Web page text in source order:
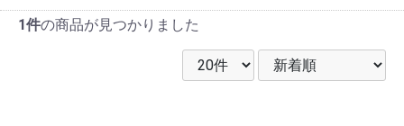
1件の商品が見つかりました